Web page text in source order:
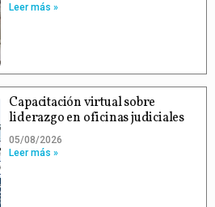
Leer más »
Capacitación virtual sobre
liderazgo en oficinas judiciales
05/08/2026
Leer más »